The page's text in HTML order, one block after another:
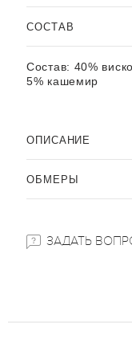
CОСТАВ
Состав: 40%
5% кашемир
ОПИСАНИЕ
ОБМЕРЫ
ЗАДАТЬ